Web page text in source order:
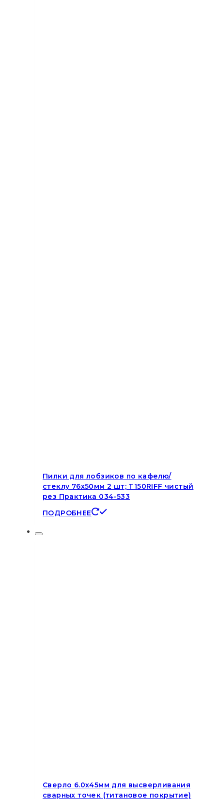
Пилки для лобзиков по кафелю/
стеклу 76х50мм 2 шт; T150RIFF чистый
рез Практика 034-533
ПОДРОБНЕЕ
Сверло 6.0х45мм для высверливания
сварных точек (титановое покрытие)